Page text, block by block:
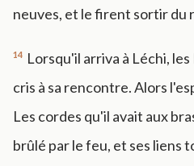
neuves, et le firent sortir du
14 Lorsqu'il arriva à Léchi,
cris à sa rencontre. Alors
Les cordes qu'il avait aux
brûlé par le feu, et ses liens